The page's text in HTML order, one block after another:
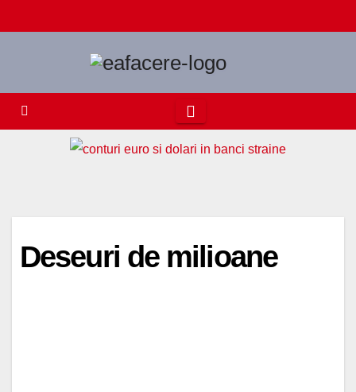
to
Deseuri de milioane